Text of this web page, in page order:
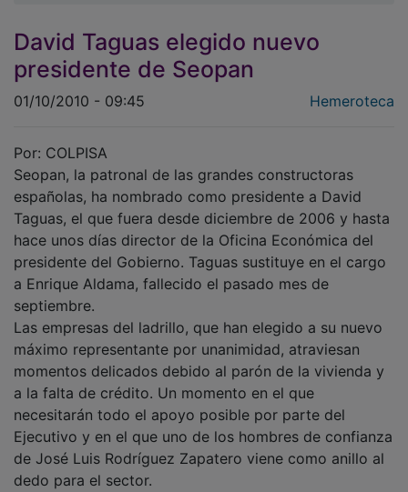
David Taguas elegido nuevo
presidente de Seopan
01/10/2010 - 09:45 Hemeroteca
Por: COLPISA
Seopan, la patronal de las grandes constructoras
españolas, ha nombrado como presidente a David
Taguas, el que fuera desde diciembre de 2006 y hasta
hace unos días director de la Oficina Económica del
presidente del Gobierno. Taguas sustituye en el cargo
a Enrique Aldama, fallecido el pasado mes de
septiembre.
Las empresas del ladrillo, que han elegido a su nuevo
máximo representante por unanimidad, atraviesan
momentos delicados debido al parón de la vivienda y
a la falta de crédito. Un momento en el que
necesitarán todo el apoyo posible por parte del
Ejecutivo y en el que uno de los hombres de confianza
de José Luis Rodríguez Zapatero viene como anillo al
dedo para el sector.